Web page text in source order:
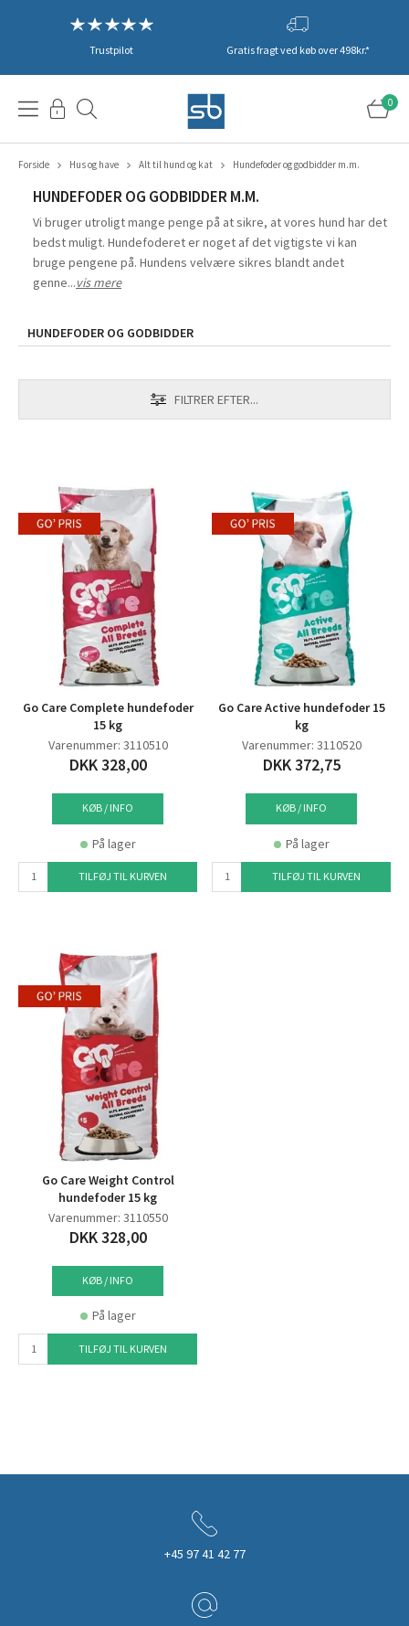
Trustpilot Gratis fragt ved køb over 498kr.*
0
Forside Hus og have Alt til hund og kat Hundefoder og godbidder m.m.
HUNDEFODER OG GODBIDDER M.M.
Vi bruger utroligt mange penge på at sikre, at vores hund har det
bedst muligt. Hundefoderet er noget af det vigtigste vi kan
bruge pengene på. Hundens velvære sikres blandt andet
genne...vis mere
HUNDEFODER OG GODBIDDER
FILTRER EFTER...
Go Care Complete hundefoder
15 kg
Varenummer: 3110510
DKK 328,00
KØB / INFO
På lager
TILFØJ TIL KURVEN
Go Care Active hundefoder 15
kg
Varenummer: 3110520
DKK 372,75
KØB / INFO
På lager
TILFØJ TIL KURVEN
Go Care Weight Control
hundefoder 15 kg
Varenummer: 3110550
DKK 328,00
KØB / INFO
På lager
TILFØJ TIL KURVEN
+45 97 41 42 77